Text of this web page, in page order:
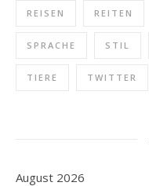
REISEN REITEN
SPRACHE STIL
TIERE TWITTER
August 2026